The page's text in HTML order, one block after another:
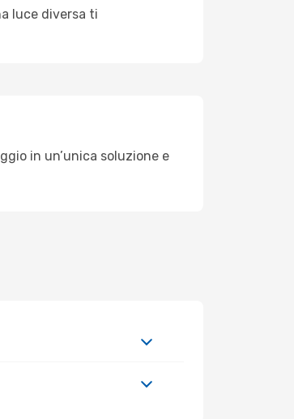
luce diversa ti
in un’unica soluzione e